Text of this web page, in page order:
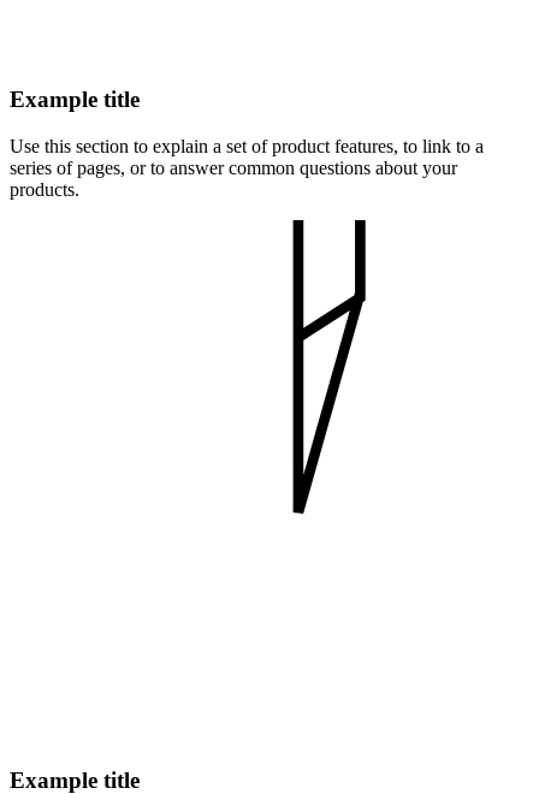
Example title
Use this section to explain a set of product features, to link to a
series of pages, or to answer common questions about your
products.
Example title